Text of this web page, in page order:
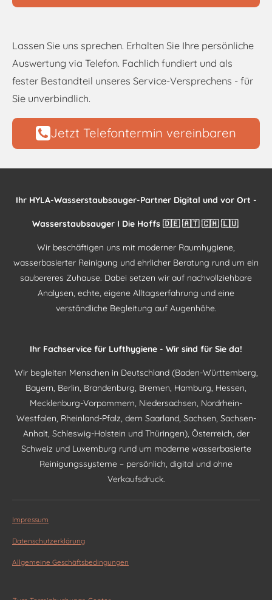
Lassen Sie uns sprechen. Erhalten Sie Ihre persönliche
Auswertung via Telefon. Fachlich fundiert und als
fester Bestandteil unseres Service-Versprechens - für
Sie unverbindlich.
Jetzt Telefontermin vereinbaren
Ihr HYLA-Wasserstaubsauger-Partner Digital und vor Ort -
Wasserstaubsauger I Die Hoffs 🇩🇪 🇦🇹 🇨🇭 🇱🇺
Wir beschäftigen uns mit moderner Raumhygiene,
wasserbasierter Reinigung und ehrlicher Beratung rund um ein
saubereres Zuhause. Dabei setzen wir auf nachvollziehbare
Analysen, echte, eigene Alltagserfahrung und eine
verständliche Begleitung auf Augenhöhe.
Ihr Fachservice für Lufthygiene - Wir sind für Sie da!
Wir begleiten Menschen in Deutschland (Baden-Württemberg,
Bayern, Berlin, Brandenburg, Bremen, Hamburg, Hessen,
Mecklenburg-Vorpommern, Niedersachsen, Nordrhein-
Westfalen, Rheinland-Pfalz, dem Saarland, Sachsen, Sachsen-
Anhalt, Schleswig-Holstein und Thüringen), Österreich, der
Schweiz und Luxemburg rund um moderne wasserbasierte
Reinigungssysteme – persönlich, digital und ohne
Verkaufsdruck.
Impressum
Datenschutzerklärung
Allgemeine Geschäftsbedingungen